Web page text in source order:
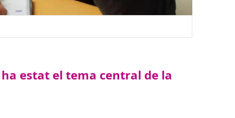
estat el tema central de la